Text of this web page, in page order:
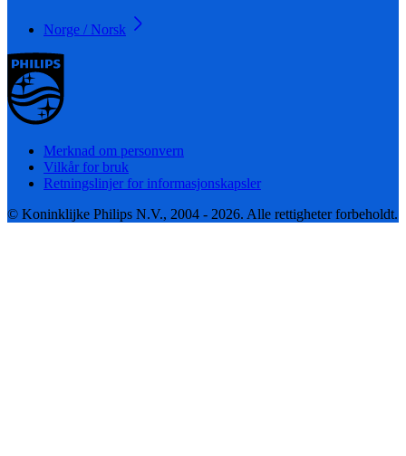
Norge / Norsk
Merknad om personvern
Vilkår for bruk
Retningslinjer for informasjonskapsler
© Koninklijke Philips N.V., 2004 - 2026. Alle rettigheter forbeholdt.